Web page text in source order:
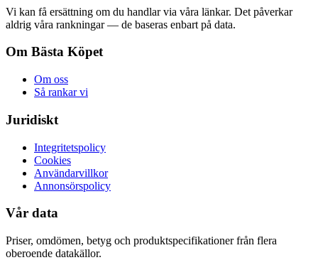
Vi kan få ersättning om du handlar via våra länkar. Det påverkar
aldrig våra rankningar — de baseras enbart på data.
Om Bästa Köpet
Om oss
Så rankar vi
Juridiskt
Integritetspolicy
Cookies
Användarvillkor
Annonsörspolicy
Vår data
Priser, omdömen, betyg och produktspecifikationer från flera
oberoende datakällor.